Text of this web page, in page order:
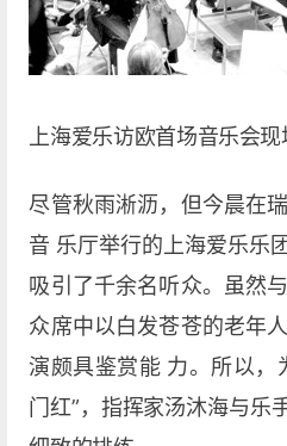
上海爱乐访欧首场音乐会现
尽管秋雨淅沥，但今晨在
音 乐厅举行的上海爱乐乐
吸引了千余名听众。虽然
众席中以白发苍苍的老年
演颇具鉴赏能 力。所以，
门红”，指挥家汤沐海与乐